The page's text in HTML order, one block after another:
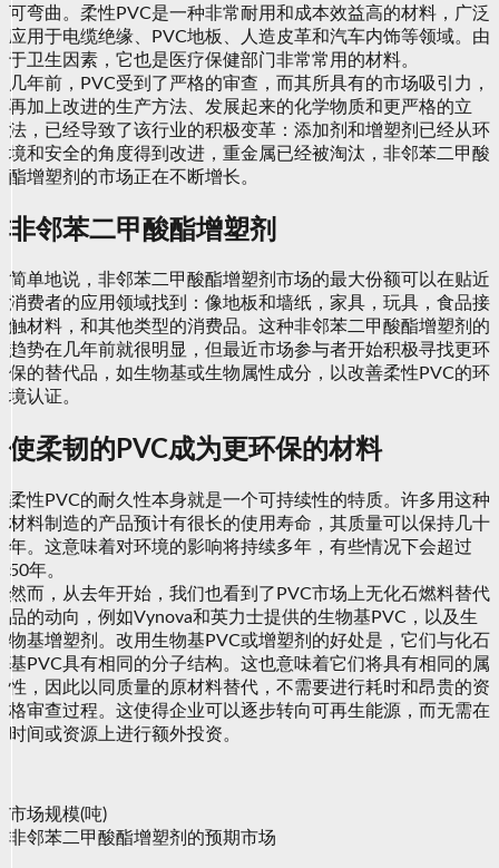
可弯曲。柔性PVC是一种非常耐用和成本效益高的材料，广泛
应用于电缆绝缘、PVC地板、人造皮革和汽车内饰等领域。由
于卫生因素，它也是医疗保健部门非常常用的材料。
几年前，PVC受到了严格的审查，而其所具有的市场吸引力，
再加上改进的生产方法、发展起来的化学物质和更严格的立
法，已经导致了该行业的积极变革：添加剂和增塑剂已经从环
境和安全的角度得到改进，重金属已经被淘汰，非邻苯二甲酸
酯增塑剂的市场正在不断增长。
非邻苯二甲酸酯增塑剂
简单地说，非邻苯二甲酸酯增塑剂市场的最大份额可以在贴近
消费者的应用领域找到：像地板和墙纸，家具，玩具，食品接
触材料，和其他类型的消费品。这种非邻苯二甲酸酯增塑剂的
趋势在几年前就很明显，但最近市场参与者开始积极寻找更环
保的替代品，如生物基或生物属性成分，以改善柔性PVC的环
境认证。
使柔韧的PVC成为更环保的材料
柔性PVC的耐久性本身就是一个可持续性的特质。许多用这种
材料制造的产品预计有很长的使用寿命，其质量可以保持几十
年。这意味着对环境的影响将持续多年，有些情况下会超过
50年。
然而，从去年开始，我们也看到了PVC市场上无化石燃料替代
品的动向，例如Vynova和英力士提供的生物基PVC，以及生
物基增塑剂。改用生物基PVC或增塑剂的好处是，它们与化石
基PVC具有相同的分子结构。这也意味着它们将具有相同的属
性，因此以同质量的原材料替代，不需要进行耗时和昂贵的资
格审查过程。这使得企业可以逐步转向可再生能源，而无需在
时间或资源上进行额外投资。
市场规模(吨)
非邻苯二甲酸酯增塑剂的预期市场